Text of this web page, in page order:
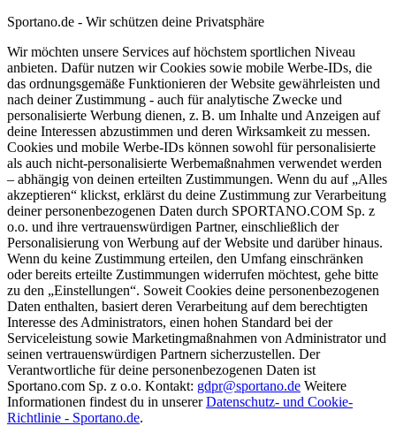
Sportano.de - Wir schützen deine Privatsphäre
Wir möchten unsere Services auf höchstem sportlichen Niveau
anbieten. Dafür nutzen wir Cookies sowie mobile Werbe-IDs, die
das ordnungsgemäße Funktionieren der Website gewährleisten und
nach deiner Zustimmung - auch für analytische Zwecke und
personalisierte Werbung dienen, z. B. um Inhalte und Anzeigen auf
deine Interessen abzustimmen und deren Wirksamkeit zu messen.
Cookies und mobile Werbe-IDs können sowohl für personalisierte
als auch nicht-personalisierte Werbemaßnahmen verwendet werden
– abhängig von deinen erteilten Zustimmungen. Wenn du auf „Alles
akzeptieren“ klickst, erklärst du deine Zustimmung zur Verarbeitung
deiner personenbezogenen Daten durch SPORTANO.COM Sp. z
o.o. und ihre vertrauenswürdigen Partner, einschließlich der
Personalisierung von Werbung auf der Website und darüber hinaus.
Wenn du keine Zustimmung erteilen, den Umfang einschränken
oder bereits erteilte Zustimmungen widerrufen möchtest, gehe bitte
zu den „Einstellungen“. Soweit Cookies deine personenbezogenen
Daten enthalten, basiert deren Verarbeitung auf dem berechtigten
Interesse des Administrators, einen hohen Standard bei der
Serviceleistung sowie Marketingmaßnahmen von Administrator und
seinen vertrauenswürdigen Partnern sicherzustellen. Der
Verantwortliche für deine personenbezogenen Daten ist
Sportano.com Sp. z o.o. Kontakt: gdpr@sportano.de Weitere
Informationen findest du in unsererDatenschutz- und Cookie-
Richtlinie - Sportano.de.